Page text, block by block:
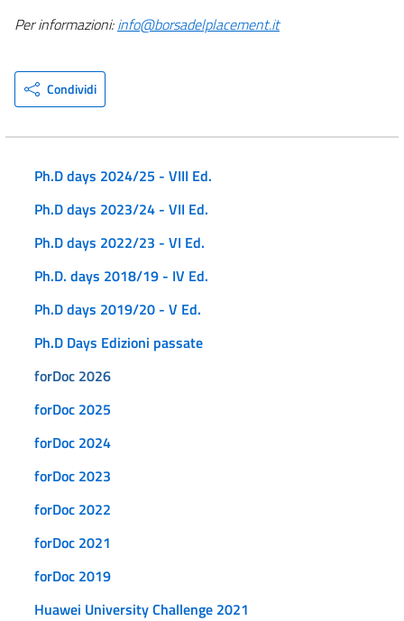
Per informazioni:info@borsadelplacement.it
Condividi
Ph.D days 2024/25 - VIII Ed.
Ph.D days 2023/24 - VII Ed.
Ph.D days 2022/23 - VI Ed.
Ph.D. days 2018/19 - IV Ed.
Ph.D days 2019/20 - V Ed.
Ph.D Days Edizioni passate
forDoc 2026
forDoc 2025
forDoc 2024
forDoc 2023
forDoc 2022
forDoc 2021
forDoc 2019
Huawei University Challenge 2021